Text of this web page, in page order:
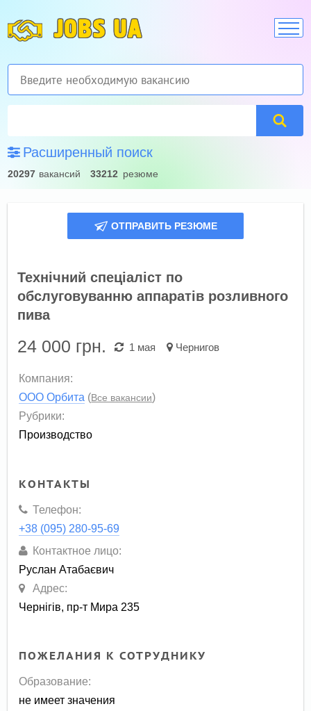
JOBS UA
Расширенный поиск
20297 вакансий 33212 резюме
ОТПРАВИТЬ РЕЗЮМЕ
Технічний спеціаліст по
обслуговуванню аппаратів розливного
пива
24 000 грн. 1 мая Чернигов
Компания:
ООО Орбита (Все вакансии)
Рубрики:
Производство
КОНТАКТЫ
Телефон:
+38 (095) 280-95-69
Контактное лицо:
Руслан Атабаєвич
Адрес:
Чернігів, пр-т Мира 235
ПОЖЕЛАНИЯ К СОТРУДНИКУ
Образование:
не имеет значения